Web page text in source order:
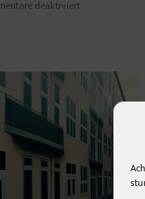
deaktiviertfür